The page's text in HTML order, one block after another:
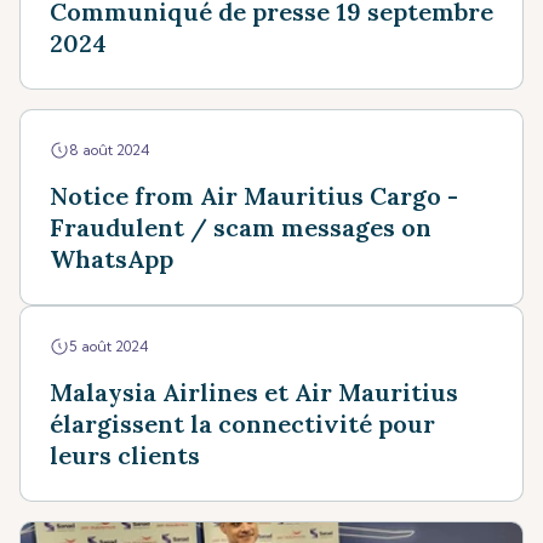
Communiqué de presse 19 septembre
2024
8 août 2024
Notice from Air Mauritius Cargo -
Fraudulent / scam messages on
WhatsApp
5 août 2024
Malaysia Airlines et Air Mauritius
élargissent la connectivité pour
leurs clients